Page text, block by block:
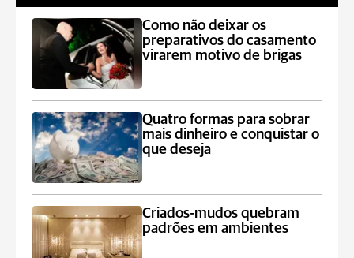
Como não deixar os
preparativos do casamento
virarem motivo de brigas
Quatro formas para sobrar
mais dinheiro e conquistar o
que deseja
Criados-mudos quebram
padrões em ambientes